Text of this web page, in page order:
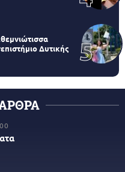
Δυτικής